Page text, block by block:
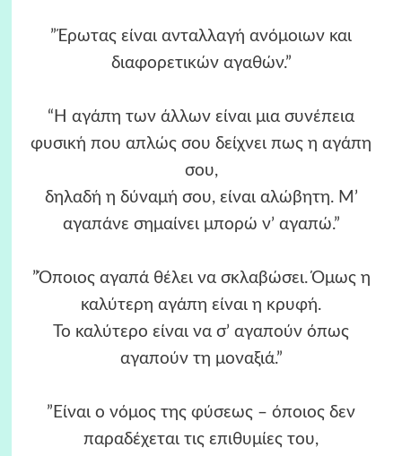
”Έρωτας είναι ανταλλαγή ανόμοιων και
διαφορετικών αγαθών.”
“Η αγάπη των άλλων είναι μια συνέπεια
φυσική που απλώς σου δείχνει πως η αγάπη
σου,
δηλαδή η δύναμή σου, είναι αλώβητη. Μ’
αγαπάνε σημαίνει μπορώ ν’ αγαπώ.”
”Όποιος αγαπά θέλει να σκλαβώσει. Όμως η
καλύτερη αγάπη είναι η κρυφή.
Το καλύτερο είναι να σ’ αγαπούν όπως
αγαπούν τη μοναξιά.”
”Είναι ο νόμος της φύσεως – όποιος δεν
παραδέχεται τις επιθυμίες του,